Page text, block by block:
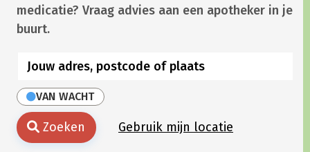
medicatie? Vraag advies aan een apotheker in je
buurt.
VAN WACHT
Zoeken Gebruik mijn locatie